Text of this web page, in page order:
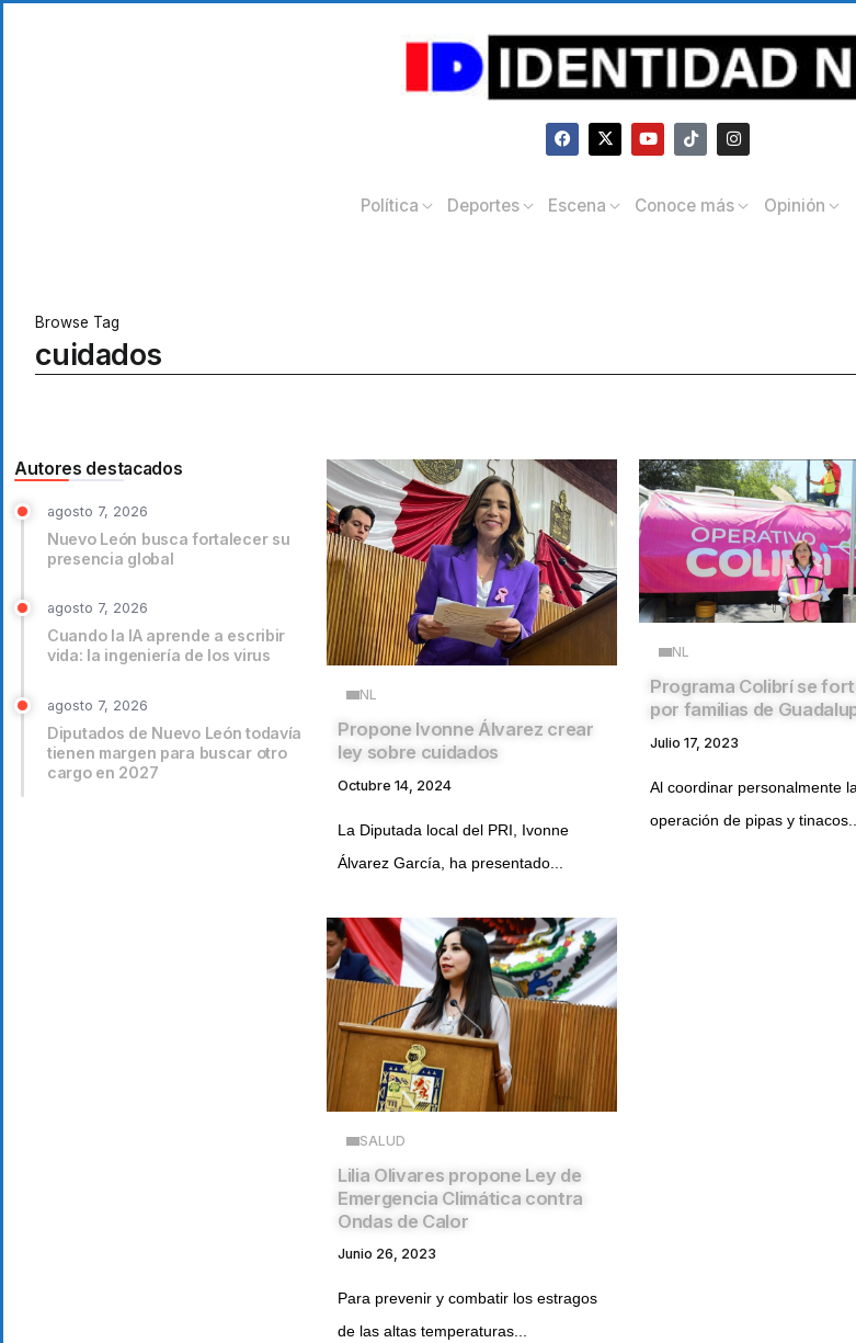
Política Deportes Escena Conoce más Opinión
Browse Tag
cuidados
Autores destacados
agosto 7, 2026
Nuevo León busca fortalecer su
presencia global
agosto 7, 2026
Cuando la IA aprende a escribir
vida: la ingeniería de los virus
agosto 7, 2026
Diputados de Nuevo León todavía
tienen margen para buscar otro
cargo en 2027
NL
Propone Ivonne Álvarez crear
ley sobre cuidados
Octubre 14, 2024
La Diputada local del PRI, Ivonne
Álvarez García, ha presentado...
NL
Programa Colibrí se
por familias de
Julio 17, 2023
Al coordinar personalmente la
operación de pipas y tinacos...
SALUD
Lilia Olivares propone Ley de
Emergencia Climática contra
Ondas de Calor
Junio 26, 2023
Para prevenir y combatir los estragos
de las altas temperaturas...